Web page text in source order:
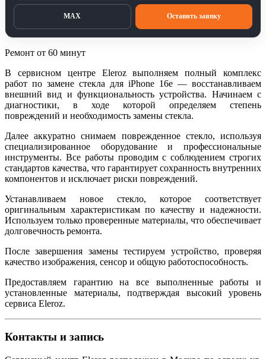
MAX Оставить заявку
Ремонт от 60 минут
В сервисном центре Eleroz выполняем полный комплекс
работ по замене стекла для iPhone 16e — восстанавливаем
внешний вид и функциональность устройства. Начинаем с
диагностики, в ходе которой определяем степень
повреждений и необходимость замены стекла.
Далее аккуратно снимаем поврежденное стекло, используя
специализированное оборудование и профессиональные
инструменты. Все работы проводим с соблюдением строгих
стандартов качества, что гарантирует сохранность внутренних
компонентов и исключает риски повреждений.
Устанавливаем новое стекло, которое соответствует
оригинальным характеристикам по качеству и надежности.
Используем только проверенные материалы, что обеспечивает
долговечность ремонта.
После завершения замены тестируем устройство, проверяя
качество изображения, сенсор и общую работоспособность.
Предоставляем гарантию на все выполненные работы и
установленные материалы, подтверждая высокий уровень
сервиса Eleroz.
Контакты и запись